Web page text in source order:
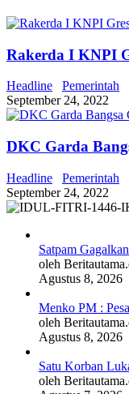
Rakerda I KNPI
Headline Pemerintah
September 24, 2022
DKC Garda
Headline Pemerintah
September 24, 2022
Satpam
oleh
Agustus 8, 2026
Menko PM :
oleh
Agustus 8, 2026
Satu Korban
oleh